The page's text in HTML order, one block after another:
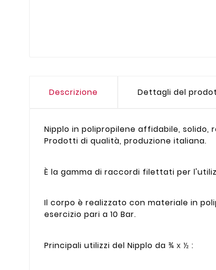
Descrizione Dettagli del
Nipplo in polipropilene affidabile,
Prodotti di qualità, produzione italiana.
È la gamma di raccordi filettati per
Il corpo è realizzato con materiale in
esercizio pari a 10 Bar.
Principali utilizzi del Nipplo da ¾ x ½ :